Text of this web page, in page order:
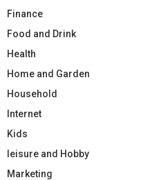
Finance
Food and Drink
Health
Home and Garden
Household
Internet
Kids
leisure and Hobby
Marketing